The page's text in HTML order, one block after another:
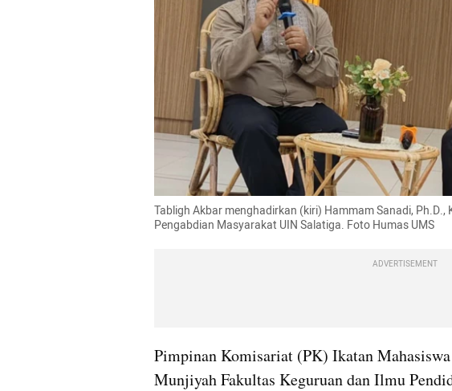
Tabligh Akbar menghadirkan (kiri) Hammam Sanadi, Ph.D.,
Pengabdian Masyarakat UIN Salatiga. Foto Humas UMS
ADVERTISEMENT
Pimpinan Komisariat (PK) Ikatan
Munjiyah Fakultas Keguruan dan Ilmu